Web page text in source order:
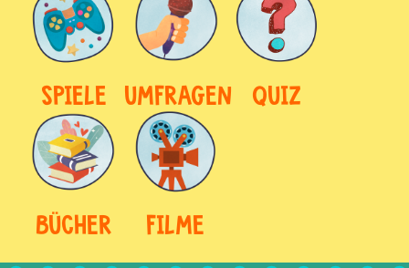
SPIELE UMFRAGEN QUIZ
BÜCHER FILME